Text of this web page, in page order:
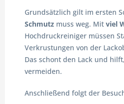
Grundsätzlich gilt im ersten
Schmutz muss weg. Mitviel
Hochdruckreiniger müssen
Verkrustungen von der
Das schont den Lack und
vermeiden.
Anschließend folgt der